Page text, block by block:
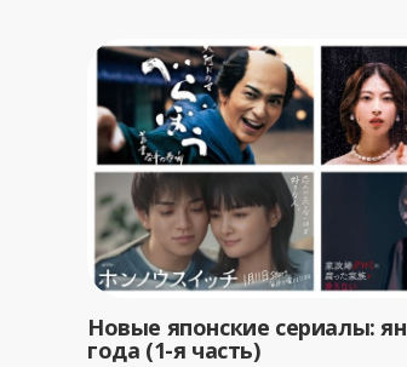
Новые японские сериалы:
года (1-я часть)